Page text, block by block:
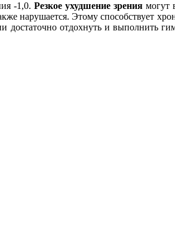
-1,0. Резкое ухудшение зрения могут
нарушается. Этому способствует
отдохнуть и выполнить